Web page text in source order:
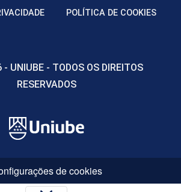
POLÍTICA DE COOKIES
UNIUBE - TODOS OS DIREITOS
RESERVADOS
de cookies